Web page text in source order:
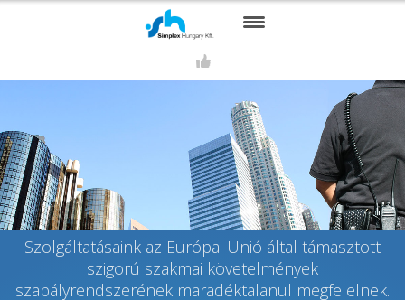
KAPCSOLAT
REFERENCIÁINK
PARTNEREINK
Szolgáltatásaink az Európai Unió által támasztott
szigorú szakmai követelmények
szabályrendszerének maradéktalanul megfelelnek.